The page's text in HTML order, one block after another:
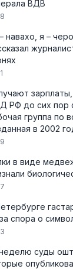
ВДВ
навахо, я –
РФ до сих пор
группа по
в 2002
в виде
спора о
суды